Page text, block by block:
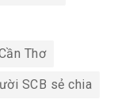
Thơ
SCB sẻ chia